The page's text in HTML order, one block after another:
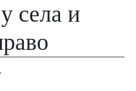
села и